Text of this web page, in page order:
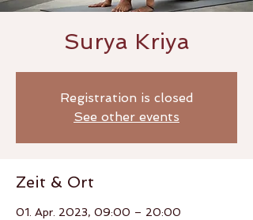
Surya Kriya
Registration is closed
See other events
Zeit & Ort
01. Apr. 2023, 09:00 – 20:00